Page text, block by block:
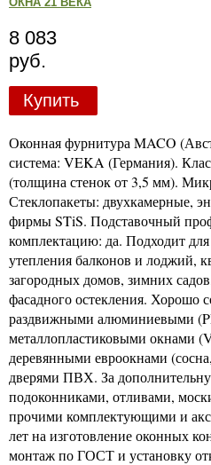
8 083
руб.
Купить
Оконная фурнитура MACO
система: VEKA (Германия).
(толщина стенок от 3,5 мм).
Стеклопакеты: двухкамерные,
фирмы STiS. Подставочный
комплектацию: да. Подходит
утепления балконов и лоджий,
загородных домов, зимних
фасадного остекления. Хорошо
раздвижными алюминиевыми
металлопластиковыми окнами
деревянными евроокнами
дверями ПВХ. За
подоконниками, отливами,
прочими комплектующими и
лет на изготовление оконных
монтаж по ГОСТ и установку